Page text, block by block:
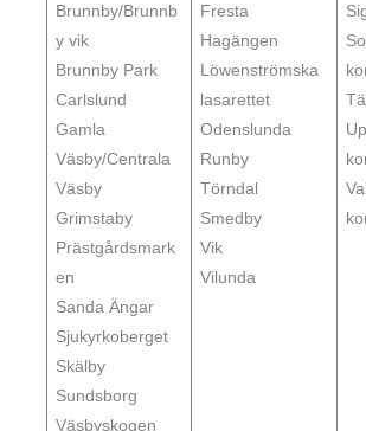
Brunnby/Brunnb
y vik
Brunnby Park
Carlslund
Gamla
Väsby/Centrala
Väsby
Grimstaby
Prästgårdsmark
en
Sanda Ängar
Sjukyrkoberget
Skälby
Sundsborg
Väsbyskogen
Fresta
Hagängen
Löwenströmska
lasarettet
Odenslunda
Runby
Törndal
Smedby
Vik
Vilunda